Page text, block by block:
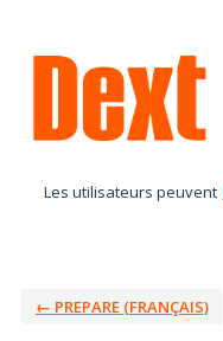
au
contenu
Les utilisateurs peuvent
← PREPARE (FRANÇAIS)